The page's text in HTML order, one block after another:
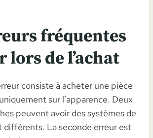
fréquentes
lors de l’achat
consiste à acheter une pièce
sur l’apparence. Deux
peuvent avoir des systèmes de
différents. La seconde erreur est